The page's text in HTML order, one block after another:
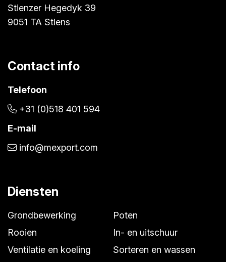
Stienzer Hegedyk 39
9051 TA Stiens
Contact info
Telefoon
+31 (0)518 401 594
E-mail
info@mexport.com
Diensten
Grondbewerking
Poten
Rooien
In- en uitschuur
Ventilatie en koeling
Sorteren en wassen